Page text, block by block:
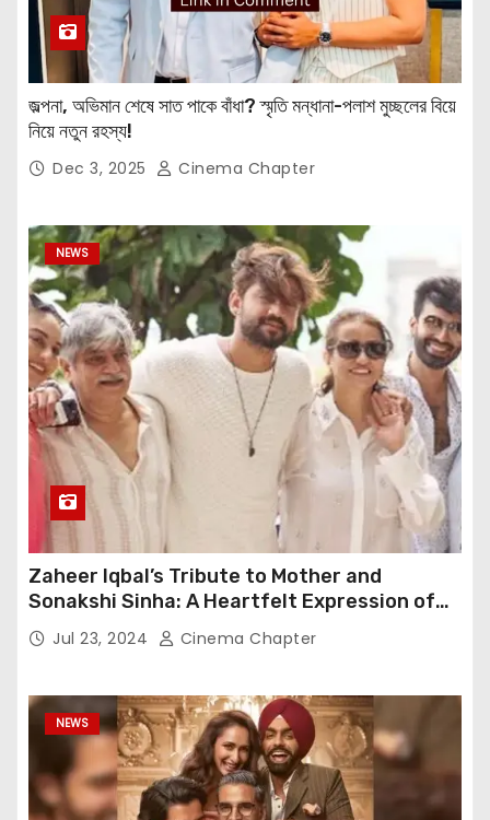
জল্পনা, অভিমান শেষে সাত পাকে বাঁধা? স্মৃতি মন্ধানা-পলাশ মুচ্ছলের বিয়ে
নিয়ে নতুন রহস্য!
Dec 3, 2025 Cinema Chapter
NEWS
Zaheer Iqbal’s Tribute to Mother and
Sonakshi Sinha: A Heartfelt Expression of
Gratitude
Jul 23, 2024 Cinema Chapter
NEWS